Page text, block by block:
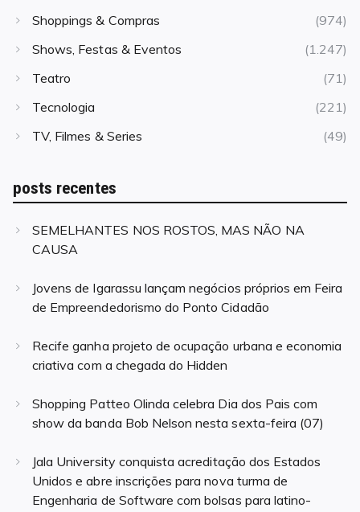
Shoppings & Compras
(974)
Shows, Festas & Eventos
(1.247)
Teatro
(71)
Tecnologia
(221)
TV, Filmes & Series
(49)
posts recentes
SEMELHANTES NOS ROSTOS, MAS NÃO NA
CAUSA
Jovens de Igarassu lançam negócios próprios em Feira
de Empreendedorismo do Ponto Cidadão
Recife ganha projeto de ocupação urbana e economia
criativa com a chegada do Hidden
Shopping Patteo Olinda celebra Dia dos Pais com
show da banda Bob Nelson nesta sexta-feira (07)
Jala University conquista acreditação dos Estados
Unidos e abre inscrições para nova turma de
Engenharia de Software com bolsas para latino-